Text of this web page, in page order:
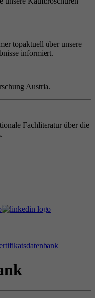
topaktuell über unsere
informiert.
Austria.
Fachliteratur über die